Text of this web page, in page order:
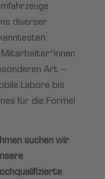
diverser
Art –
Labore bis
für die Formel
suchen wir